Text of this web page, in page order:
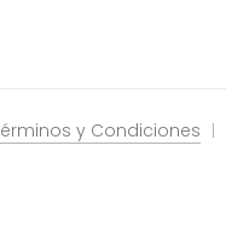
y Condiciones